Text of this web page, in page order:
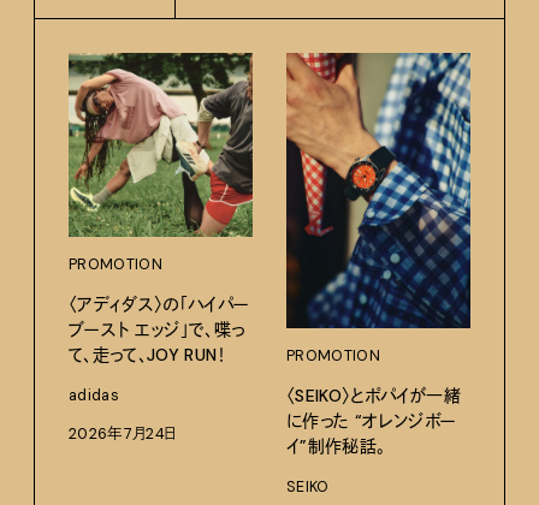
PROMOTION
〈アディダス〉の「ハイパー
ブースト エッジ」で、喋っ
て、走って、JOY RUN！
adidas
2026年7月24日
PROMOTION
〈SEIKO〉とポパイが一緒
に作った “オレンジボー
イ”制作秘話。
SEIKO